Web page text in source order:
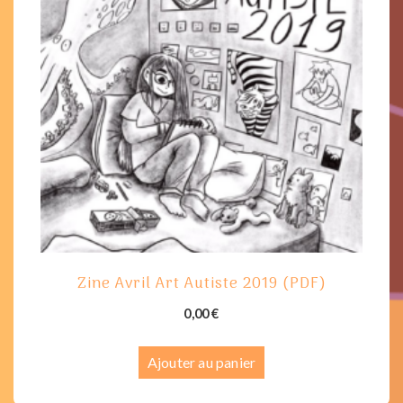
Zine Avril Art Autiste 2019 (PDF)
0,00€
Ajouter au panier